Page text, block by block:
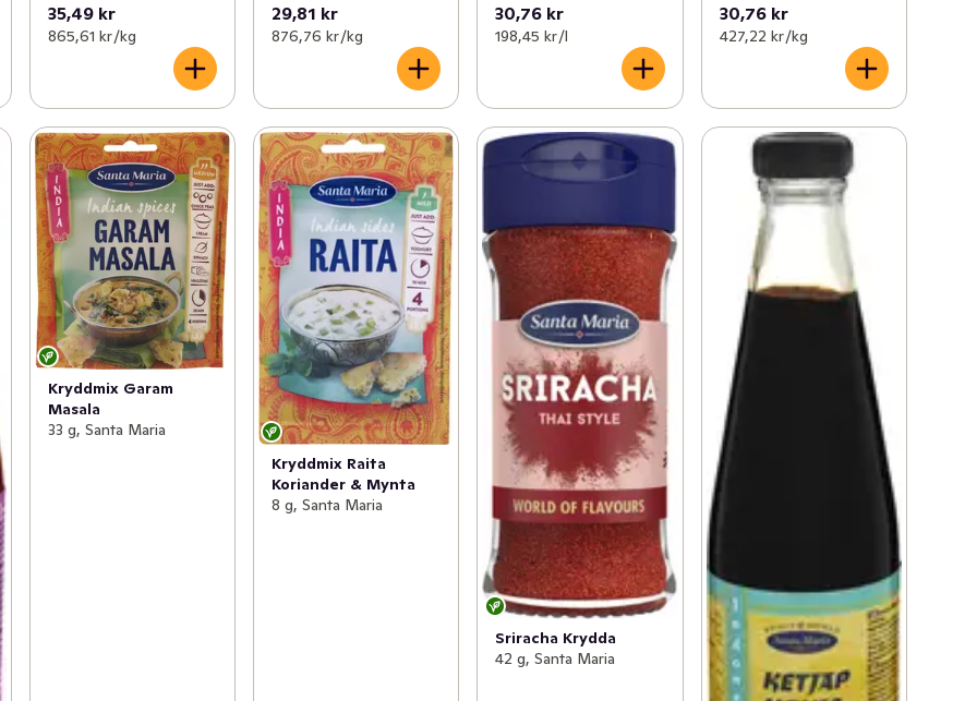
35,49 kr
865,61 kr /kg
29,81 kr
876,76 kr /kg
30,76 kr
198,45 kr /l
30,76 kr
427,22 kr /kg
Kryddmix Garam
Masala
33 g, Santa Maria
Kryddmix Raita
Koriander & Mynta
8 g, Santa Maria
Sriracha Krydda
42 g, Santa Maria